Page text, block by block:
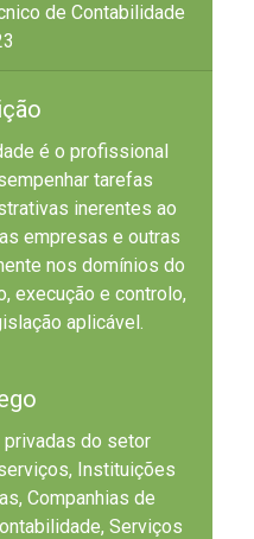
de Contabilidade
é o profissional
tarefas
inerentes ao
empresas e outras
nos domínios do
execução e controlo,
aplicável.
do setor
Instituições
Companhias de
Serviços